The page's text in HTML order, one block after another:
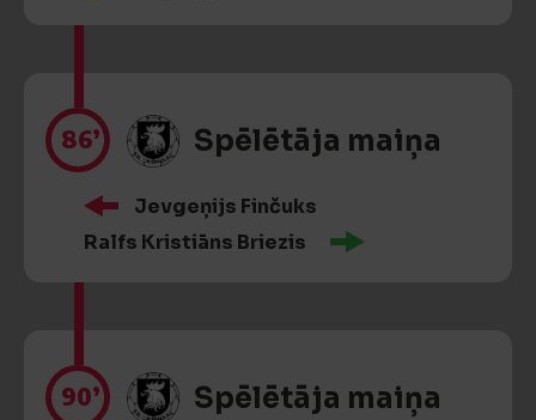
86’ Spēlētāja maiņa
Jevgeņijs Finčuks
Ralfs Kristiāns Briezis
90’ Spēlētāja maiņa